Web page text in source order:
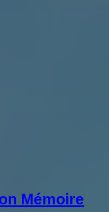
Mémoire